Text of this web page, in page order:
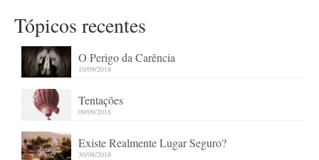
Tópicos recentes
O Perigo da Carência
10/09/2018
Tentações
09/09/2018
Existe Realmente Lugar Seguro?
30/08/2018